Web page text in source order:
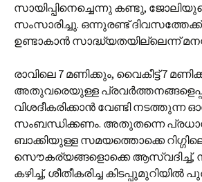
സായിപ്പിനെച്ചെന്നു കണ്ടു,
സംസാരിച്ചു. ഒന്നുരണ്ട്
ഉണ്ടാകാന്‍ സാദ്ധ്യതയില്ലെന്ന്
രാവിലെ 7 മണിക്കും, വൈകീട്ട് 7
അതുവരെയുള്ള
വിശദീകരിക്കാന്‍ വേണ്ടി നടത്തുന്ന
സംബന്ധിക്കണം. അതുതന്നെ
ബാക്കിയുള്ള സമയത്തൊക്കെ
സൌകര്യങ്ങളൊക്കെ ആസ്വദിച്ച്,
കഴിച്ച്, ശീതീകരിച്ച കിടപ്പുമുറിയില്‍